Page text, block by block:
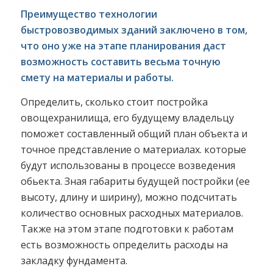
Преимущество технологии
быстровозводимых зданий заключено в том,
что оно уже на этапе планирования даст
возможность составить весьма точную
смету на материалы и работы.
Определить, сколько стоит постройка
овощехранилища, его будущему владельцу
поможет составленный общий план объекта и
точное представление о материалах. которые
будут использованы в процессе возведения
обьекта. Зная габариты будущей постройки (ее
высоту, длину и ширину), можно подсчитать
количество основных расходных материалов.
Также на этом этапе подготовки к работам
есть возможность определить расходы на
закладку фундамента.